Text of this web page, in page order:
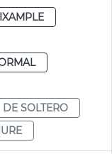
SOLTERO